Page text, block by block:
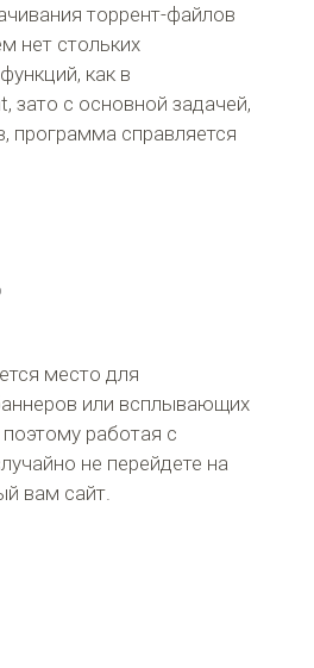
торрент-файлов
нет стольких
как в
зато с основной задачей,
программа справляется
место для
или всплывающих
работая с
не перейдете на
вам сайт.